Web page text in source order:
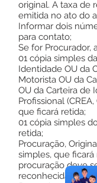
original. A taxa de
emitida no ato do
Informar dois
para contato;
Se for Procurador,
01 cópia simples
Identidade OU da
Motorista OU da
OU da Carteira de
Profissional
que ficará retida;
01 cópia simples
retida;
Procuração,
simples, que ficará
procuração deve
reconhecida em